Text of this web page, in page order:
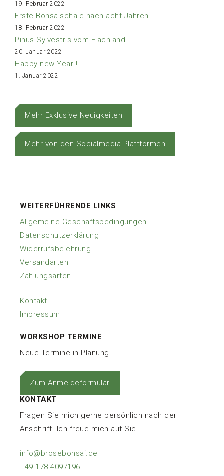
19. Februar 2022
Erste Bonsaischale nach acht Jahren
18. Februar 2022
Pinus Sylvestris vom Flachland
20. Januar 2022
Happy new Year !!!
1. Januar 2022
Mehr Exklusive Neuigkeiten
Mehr von den Socialmedia-Plattformen
WEITERFÜHRENDE LINKS
Allgemeine Geschäftsbedingungen
Datenschutzerklärung
Widerrufsbelehrung
Versandarten
Zahlungsarten
Kontakt
Impressum
WORKSHOP TERMINE
Neue Termine in Planung
Zum Anmeldeformular
KONTAKT
Fragen Sie mich gerne persönlich nach der
Anschrift. Ich freue mich auf Sie!
info@brosebonsai.de
+49 178 4097196